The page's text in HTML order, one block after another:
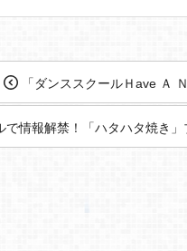
「ダンススクールＨave Ａ Ｎ
で情報解禁！「ハタハタ焼き」